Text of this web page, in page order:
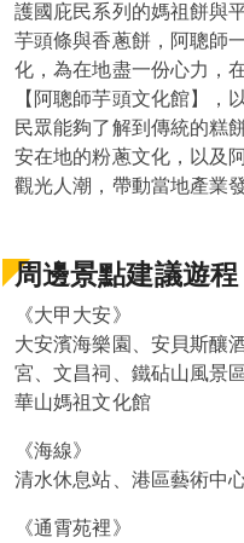
護國庇民系列的媽祖餅與
芋頭條與香蔥餅，阿聰師
化，為在地盡一份心力，
【阿聰師芋頭文化館】，
民眾能夠了解到傳統的糕
安在地的粉蔥文化，以及
觀光人潮，帶動當地產業發
周邊景點建議遊程
《大甲大安》
大安濱海樂園、安貝斯釀
宮、文昌祠、鐵砧山風景
華山媽祖文化館
《海線》
清水休息站、港區藝術中
《通霄苑裡》